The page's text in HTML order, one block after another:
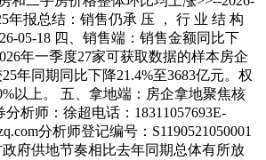
年报总结：销售仍承 压 ， 行 业 结 构
05-18 四、销售端：销售金额同比下
年一季度27家可获取数据的样本房企
年同期同比下降21.4%至3683亿元。权
以上。 五、拿地端：房企拿地聚焦核
析师：徐超电话：18311057693E-
分析师登记编号：S1190521050001
府供地节奏相比去年同期总体有所放